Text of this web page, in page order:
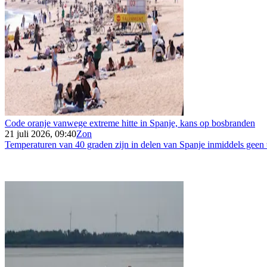
Code oranje vanwege extreme hitte in Spanje, kans op bosbranden
21 juli 2026, 09:40Zon
Temperaturen van 40 graden zijn in delen van Spanje inmiddels